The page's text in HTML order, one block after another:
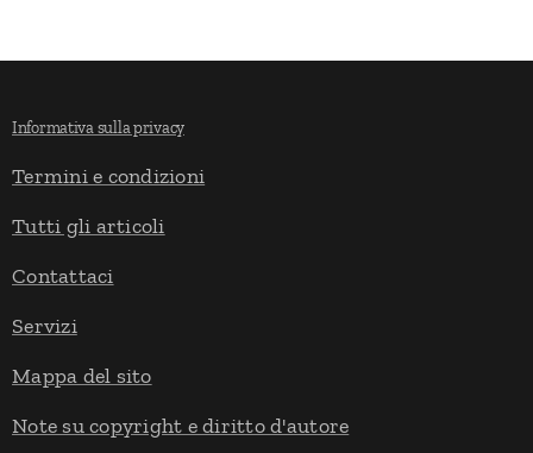
Informativa sulla privacy
Termini e condizioni
Tutti gli articoli
Contattaci
Servizi
Mappa del sito
Note su copyright e diritto d'autore